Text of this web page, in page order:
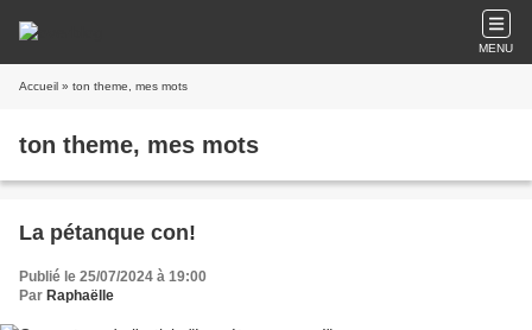
MENU
Accueil » ton theme, mes mots
ton theme, mes mots
La pétanque con!
Publié le 25/07/2024 à 19:00
Par Raphaëlle